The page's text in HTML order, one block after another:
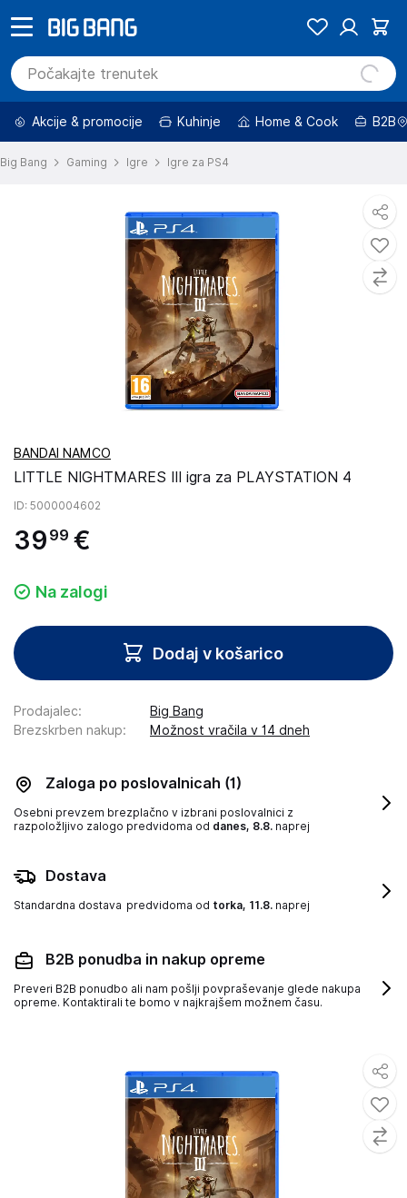
Akcije & promocije Kuhinje Home & Cook B2B
Big Bang Gaming Igre Igre za PS4
BANDAI NAMCO
LITTLE NIGHTMARES III igra za PLAYSTATION 4
ID: 5000004602
39 99 €
Na zalogi
Dodaj v košarico
Prodajalec:
Big Bang
Brezskrben nakup: Možnost vračila v 14 dneh
Zaloga po poslovalnicah (1)
Osebni prevzem brezplačno v izbrani poslovalnici z
razpoložljivo zalogo predvidoma od danes, 8.8. naprej
Dostava
Standardna dostava predvidoma od torka, 11.8. naprej
B2B ponudba in nakup opreme
Preveri B2B ponudbo ali nam pošlji povpraševanje glede nakupa
opreme. Kontaktirali te bomo v najkrajšem možnem času.